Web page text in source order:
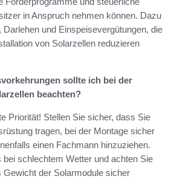
in Anspruch nehmen können. Dazu
und Einspeisevergütungen, die
von Solarzellen reduzieren
sollte ich bei der
beachten?
Priorität! Stellen Sie sicher, dass Sie
tragen, bei der Montage sicher
einen Fachmann hinzuziehen.
bei schlechtem Wetter und achten Sie
Gewicht der Solarmodule sicher